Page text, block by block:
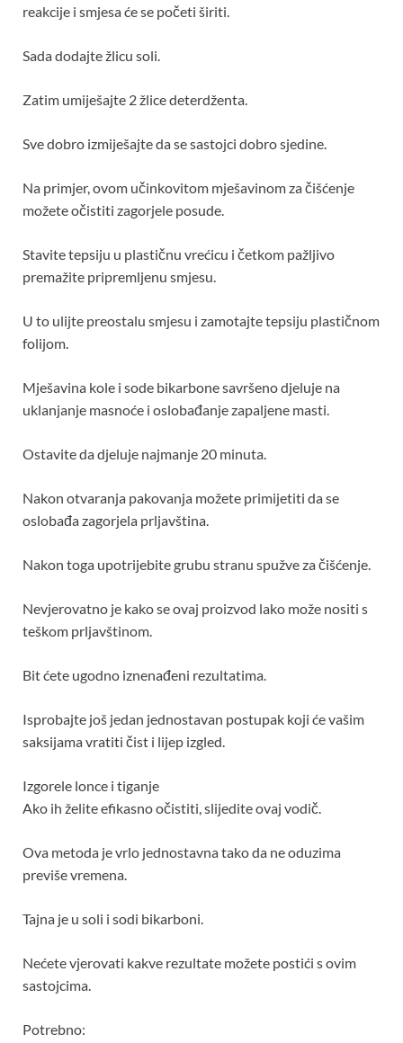
reakcije i smjesa će se početi širiti.
Sada dodajte žlicu soli.
Zatim umiješajte 2 žlice deterdženta.
Sve dobro izmiješajte da se sastojci dobro sjedine.
Na primjer, ovom učinkovitom mješavinom za čišćenje
možete očistiti zagorjele posude.
Stavite tepsiju u plastičnu vrećicu i četkom pažljivo
premažite pripremljenu smjesu.
U to ulijte preostalu smjesu i zamotajte tepsiju plastičnom
folijom.
Mješavina kole i sode bikarbone savršeno djeluje na
uklanjanje masnoće i oslobađanje zapaljene masti.
Ostavite da djeluje najmanje 20 minuta.
Nakon otvaranja pakovanja možete primijetiti da se
oslobađa zagorjela prljavština.
Nakon toga upotrijebite grubu stranu spužve za čišćenje.
Nevjerovatno je kako se ovaj proizvod lako može nositi s
teškom prljavštinom.
Bit ćete ugodno iznenađeni rezultatima.
Isprobajte još jedan jednostavan postupak koji će vašim
saksijama vratiti čist i lijep izgled.
Izgorele lonce i tiganje
Ako ih želite efikasno očistiti, slijedite ovaj vodič.
Ova metoda je vrlo jednostavna tako da ne oduzima
previše vremena.
Tajna je u soli i sodi bikarboni.
Nećete vjerovati kakve rezultate možete postići s ovim
sastojcima.
Potrebno: